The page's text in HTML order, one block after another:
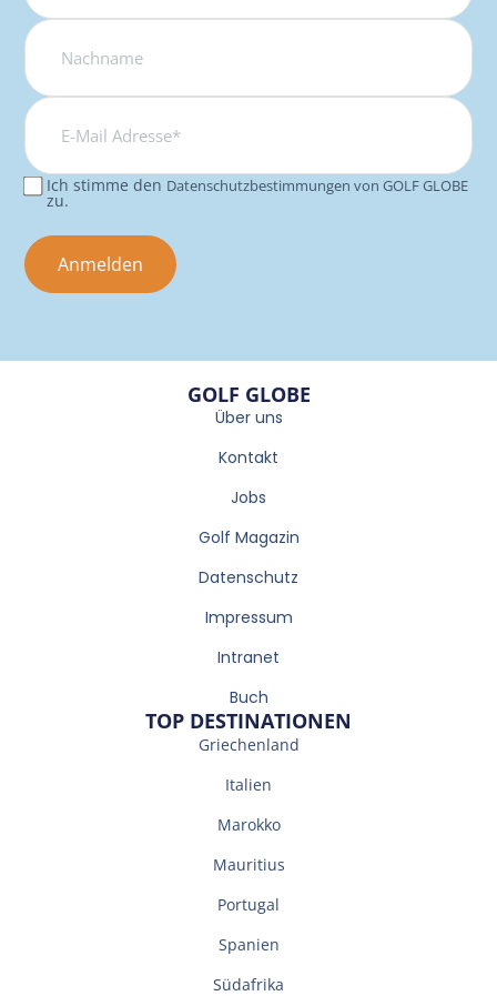
E-
Mail
Adresse*
Consent
Ich stimme den Datenschutzbestimmungen von GOLF GLOBE
zu.
GOLF GLOBE
Über uns
Kontakt
Jobs
Golf Magazin
Datenschutz
Impressum
Intranet
Buch
TOP DESTINATIONEN
Griechenland
Italien
Marokko
Mauritius
Portugal
Spanien
Südafrika